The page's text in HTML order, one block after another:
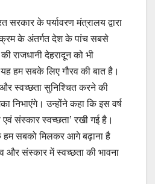
सरकार के पर्यावरण मंत्रालय द्वारा
के अंतर्गत देश के पांच सबसे
राजधानी देहरादून को भी
हम सबके लिए गौरव की बात है।
स्वच्छता सुनिश्चित करने की
निभाएंगे। उन्होंने कहा कि इस वर्ष
एवं संस्कार स्वच्छता’ रखी गई है।
सबको मिलकर आगे बढ़ाना है
संस्कार में स्वच्छता की भावना